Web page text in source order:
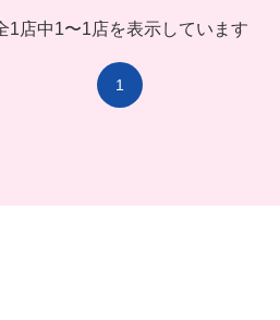
1店中1〜1店を表示しています
1